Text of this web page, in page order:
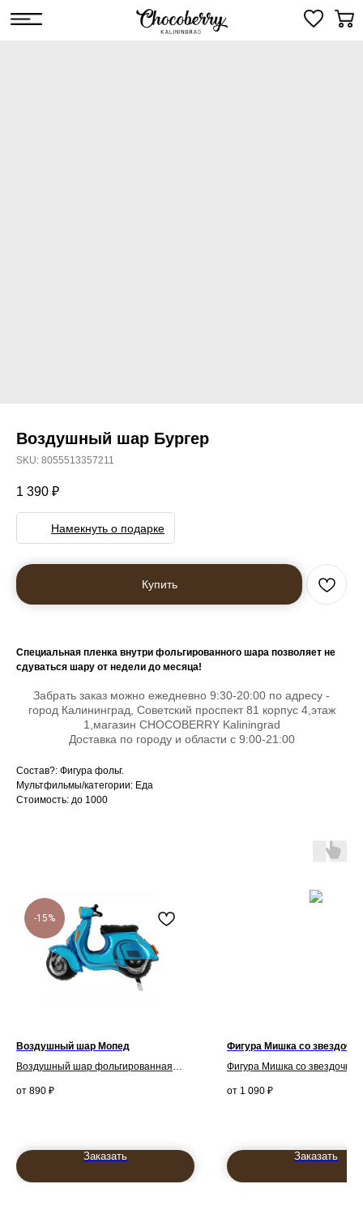
Воздушный шар Бургер
SKU: 8055513357211
1 390 ₽
Намекнуть о подарке
Купить
Специальная пленка внутри фольгированного шара позволяет не
сдуваться шару от недели до месяца!
Забрать заказ можно ежедневно 9:30-20:00 по адресу -
город Калининград, Советский проспект 81 корпус 4,этаж
1,магазин CHOCOBERRY Kaliningrad
Доставка по городу и области с 9:00-21:00
Состав?: Фигура фольг.
Мультфильмы/категории: Еда
Стоимость: до 1000
-15%
Воздушный шар Мопед
Воздушный шар фольгированная
890 ₽
Заказать
Фигура Мишка со
Фигура Мишка со звездочкой
1 090 ₽
Заказать